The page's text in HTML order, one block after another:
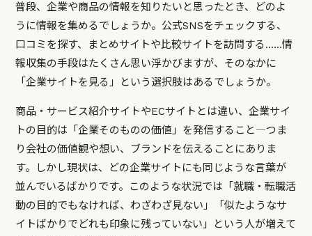
普段、企業や商品の情報を知りたいと思ったとき、どのよ
うに情報を集めるでしょうか。公式SNSをチェックする、
口コミを探す、まとめサイトや比較サイトを訪問する……情
報収集の手段はたくさん思い浮かびますが、そのなかに
「企業サイトを見る」という選択肢はあるでしょうか。
商品・サービス紹介サイトやECサイトとは違い、企業サイ
トの目的は「企業そのものの価値」を発信すること―つま
り会社の価値観や想い、ブランドを伝えることにありま
す。しかし現状は、どの企業サイトにも同じような言葉が
並んでいるばかりです。このような状況では「就職・転職活
動の目的でもなければ、わざわざ見ない」「似たようなサ
イトばかりでどれも印象に残っていない」という人が増えて